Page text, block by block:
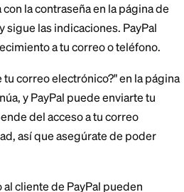
cuenta en algún momento,
de soporte a verificar que es
cuenta de
PayPal tiene un